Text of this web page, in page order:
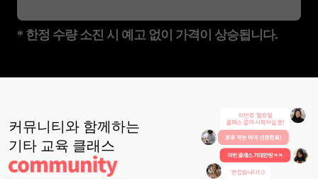
* 한정 수량 소진 시 예고 없이 가격이 상승됩니다.
커뮤니티와 함께하는
기타 교육 클래스